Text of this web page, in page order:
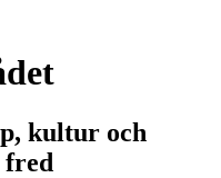
kultur och
fred